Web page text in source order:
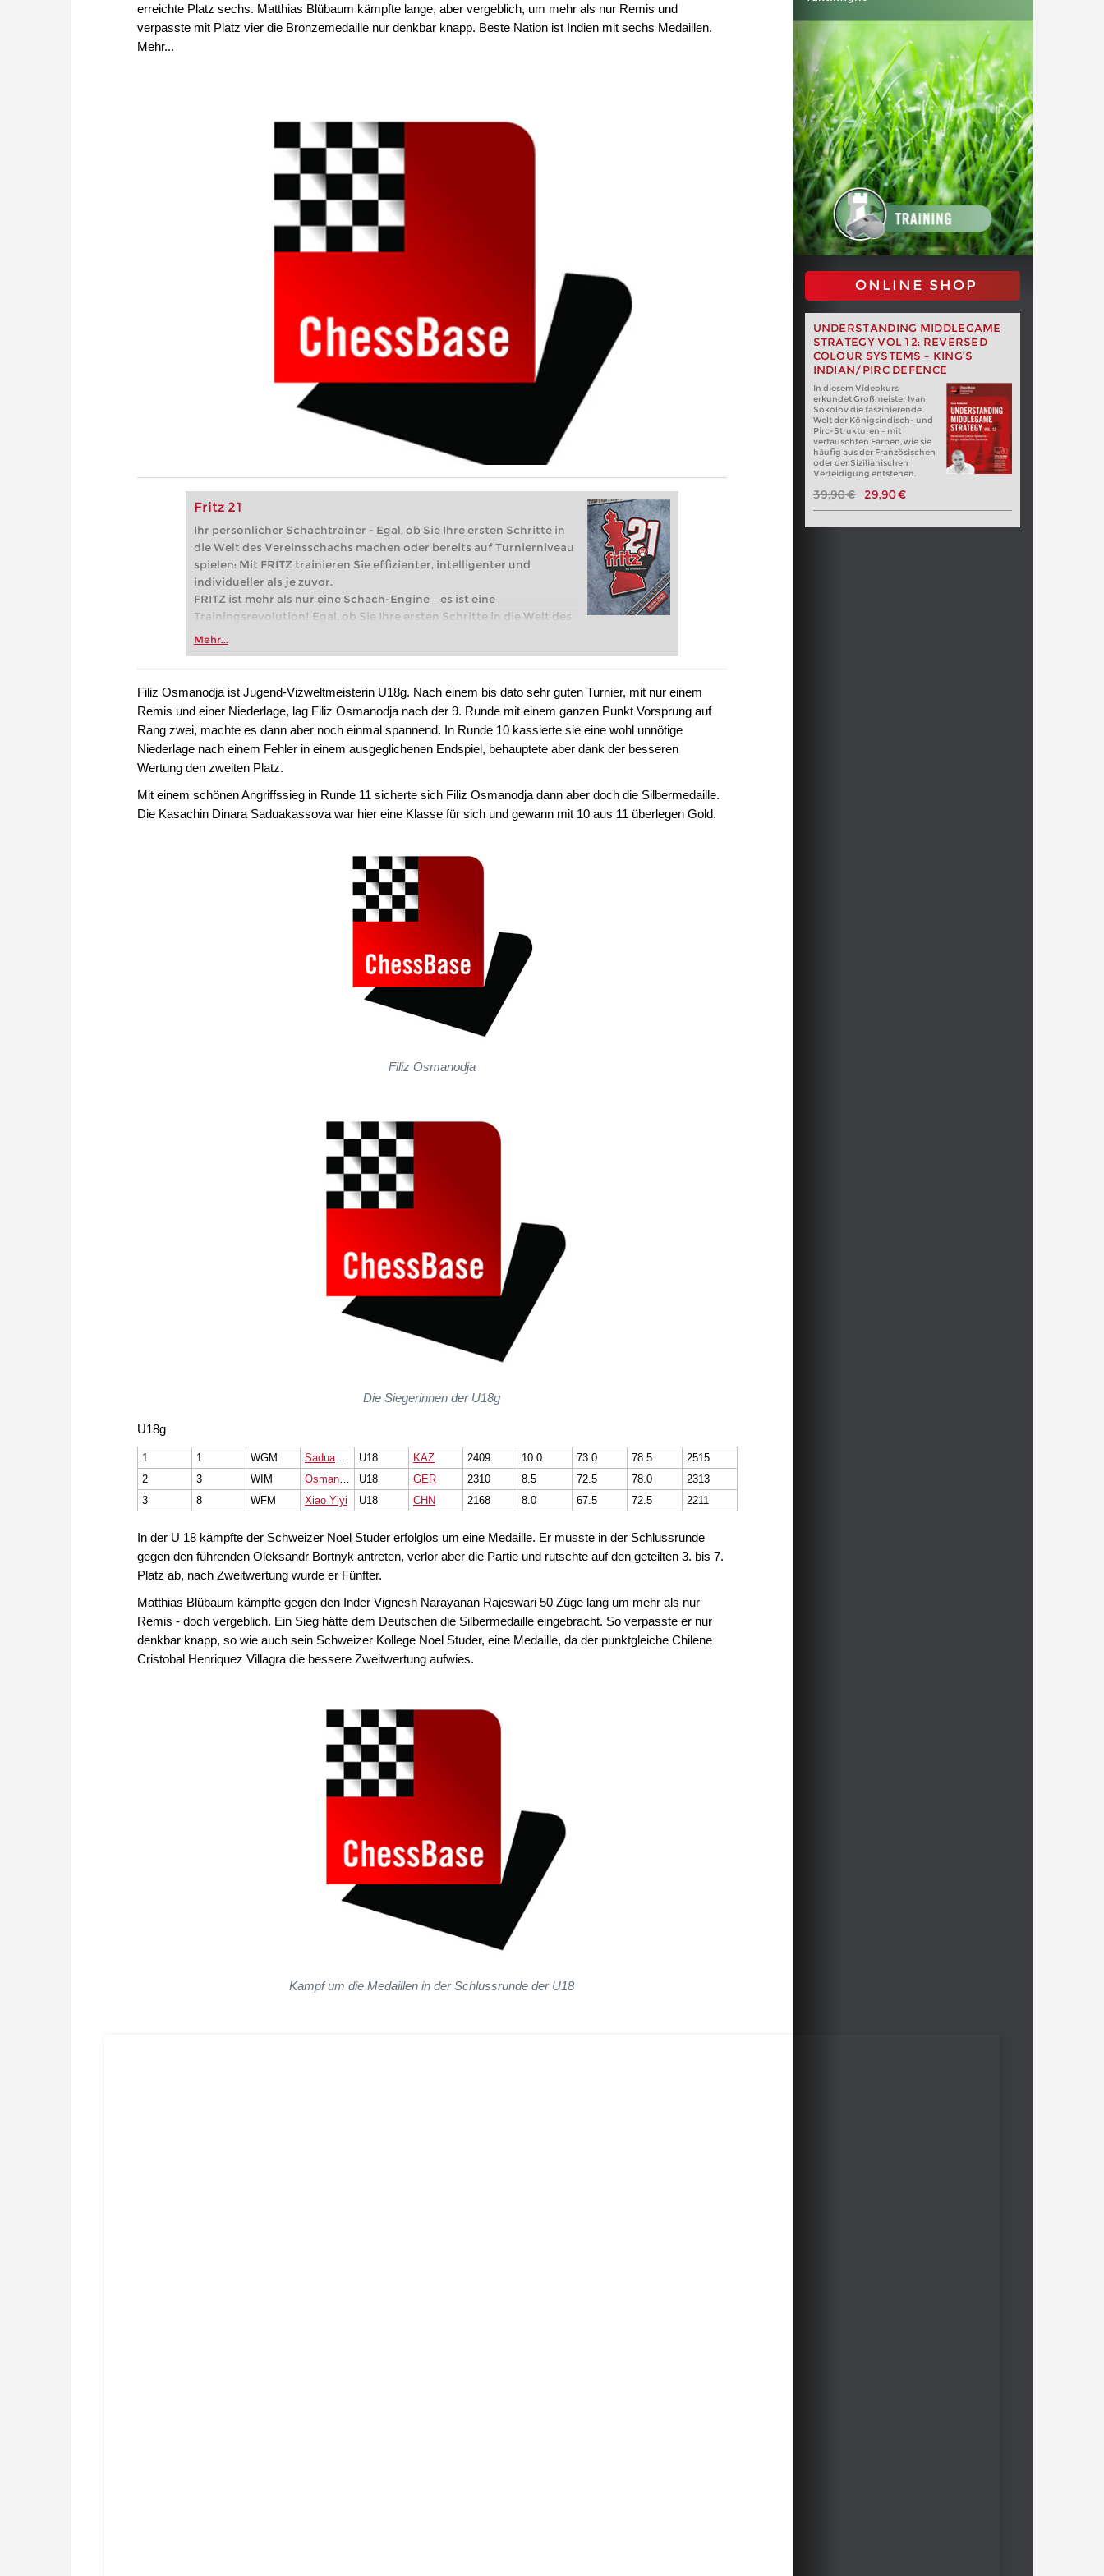
erreichte Platz sechs. Matthias Blübaum kämpfte lange, aber vergeblich, um mehr als nur Remis und
verpasste mit Platz vier die Bronzemedaille nur denkbar knapp. Beste Nation ist Indien mit sechs Medaillen.
Mehr...
Fritz 21
Ihr persönlicher Schachtrainer - Egal, ob Sie Ihre ersten Schritte in
die Welt des Vereinsschachs machen oder bereits auf Turnierniveau
spielen: Mit FRITZ trainieren Sie effizienter, intelligenter und
individueller als je zuvor.
FRITZ ist mehr als nur eine Schach-Engine – es ist eine
Trainingsrevolution! Egal, ob Sie Ihre ersten Schritte in die Welt des
Vereinsschachs machen oder bereits auf Turnierniveau spielen: Mit
zuvor.
Mehr...
ONLINE SHOP
UNDERSTANDING MIDDLEGAME
STRATEGY VOL 12: REVERSED
COLOUR SYSTEMS – KING’S
INDIAN/PIRC DEFENCE
In diesem Videokurs
erkundet Großmeister Ivan
Sokolov die faszinierende
Welt der Königsindisch- und
Pirc-Strukturen – mit
vertauschten Farben, wie sie
häufig aus der Französischen
oder der Sizilianischen
Verteidigung entstehen.
39,90 € 29,90 €
Filiz Osmanodja ist Jugend-Vizweltmeisterin U18g. Nach einem bis dato sehr guten Turnier, mit nur einem
Remis und einer Niederlage, lag Filiz Osmanodja nach der 9. Runde mit einem ganzen Punkt Vorsprung auf
Rang zwei, machte es dann aber noch einmal spannend. In Runde 10 kassierte sie eine wohl unnötige
Niederlage nach einem Fehler in einem ausgeglichenen Endspiel, behauptete aber dank der besseren
Wertung den zweiten Platz.
Mit einem schönen Angriffssieg in Runde 11 sicherte sich Filiz Osmanodja dann aber doch die Silbermedaille.
Die Kasachin Dinara Saduakassova war hier eine Klasse für sich und gewann mit 10 aus 11 überlegen Gold.
Filiz Osmanodja
Die Siegerinnen der U18g
U18g
1 1 WGM Saduakassova Dinara U18 KAZ 2409 10.0 73.0 78.5
2515
2
3 WIM Osmanodja Filiz U18 GER 2310 8.5 72.5 78.0
2313
3
8 WFM Xiao Yiyi U18 CHN 2168 8.0 67.5 72.5 2211
In der U 18 kämpfte der Schweizer Noel Studer erfolglos um eine Medaille. Er musste in der Schlussrunde
gegen den führenden Oleksandr Bortnyk antreten, verlor aber die Partie und rutschte auf den geteilten 3. bis 7.
Platz ab, nach Zweitwertung wurde er Fünfter.
Matthias Blübaum kämpfte gegen den Inder Vignesh Narayanan Rajeswari 50 Züge lang um mehr als nur
Remis - doch vergeblich. Ein Sieg hätte dem Deutschen die Silbermedaille eingebracht. So verpasste er nur
denkbar knapp, so wie auch sein Schweizer Kollege Noel Studer, eine Medaille, da der punktgleiche Chilene
Cristobal Henriquez Villagra die bessere Zweitwertung aufwies.
Kampf um die Medaillen in der Schlussrunde der U18